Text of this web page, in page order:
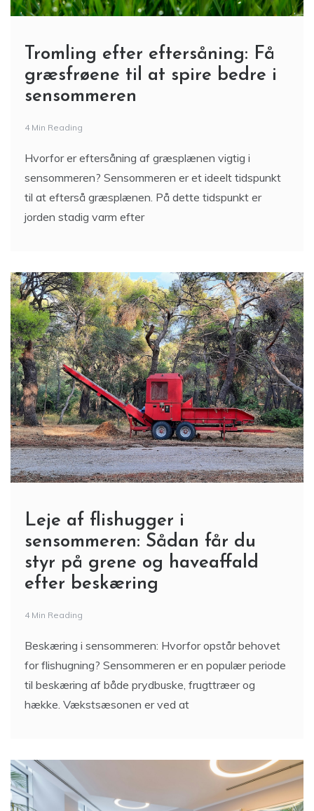
Tromling efter eftersåning: Få
græsfrøene til at spire bedre i
sensommeren
4 Min Reading
Hvorfor er eftersåning af græsplænen vigtig i
sensommeren? Sensommeren er et ideelt tidspunkt
til at efterså græsplænen. På dette tidspunkt er
jorden stadig varm efter
Leje af flishugger i
sensommeren: Sådan får du
styr på grene og haveaffald
efter beskæring
4 Min Reading
Beskæring i sensommeren: Hvorfor opstår behovet
for flishugning? Sensommeren er en populær periode
til beskæring af både prydbuske, frugttræer og
hække. Vækstsæsonen er ved at